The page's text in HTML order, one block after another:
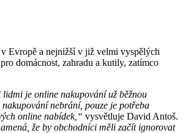
Evropě a nejnižší v již velmi vyspělých
domácnost, zahradu a kutily, zatímco
lidmi je online nakupování už běžnou
nebrání, pouze je potřeba
online nabídek,“ vysvětluje David Antoš.
že by obchodníci měli začít ignorovat